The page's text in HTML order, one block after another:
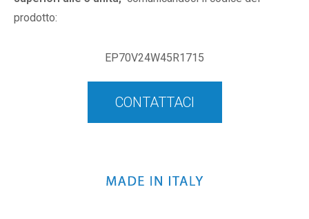
prodotto:
EP70V24W45R1715
CONTATTACI